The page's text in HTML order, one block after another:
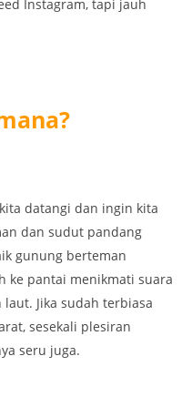
Instagram, tapi jauh
datangi dan ingin kita
dan sudut pandang
gunung berteman
ke pantai menikmati suara
Jika sudah terbiasa
sesekali plesiran
seru juga.